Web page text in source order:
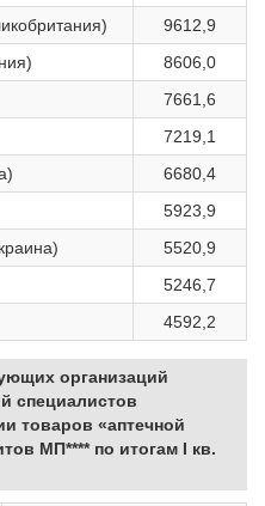
9612,9
8606,0
7661,6
7219,1
6680,4
5923,9
5520,9
5246,7
4592,2
организаций
специалистов
товаров «аптечной
МП**** по итогам I кв.